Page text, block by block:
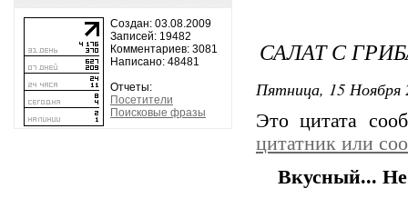
Создан: 03.08.2009
Записей: 19482
Комментариев: 3081
Написано: 48481
Отчеты:
Посетители
Поисковые фразы
САЛАТ С
Пятница, 15 Ноября
Это цитата
цитатник или
Вкусный... Не